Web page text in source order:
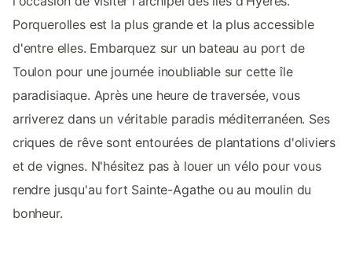
Porquerolles est la plus grande et la plus accessible
d'entre elles. Embarquez sur un bateau au port de
Toulon pour une journée inoubliable sur cette île
paradisiaque. Après une heure de traversée, vous
arriverez dans un véritable paradis méditerranéen. Ses
criques de rêve sont entourées de plantations d'oliviers
et de vignes. N'hésitez pas à louer un vélo pour vous
rendre jusqu'au fort Sainte-Agathe ou au moulin du
bonheur.